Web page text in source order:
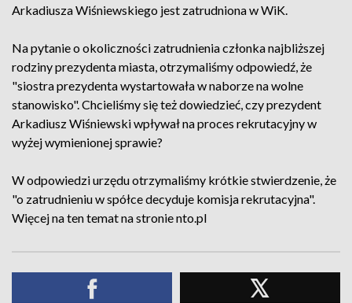
Arkadiusza Wiśniewskiego jest zatrudniona w WiK.
Na pytanie o okoliczności zatrudnienia członka najbliższej
rodziny prezydenta miasta, otrzymaliśmy odpowiedź, że
"siostra prezydenta wystartowała w naborze na wolne
stanowisko". Chcieliśmy się też dowiedzieć, czy prezydent
Arkadiusz Wiśniewski wpływał na proces rekrutacyjny w
wyżej wymienionej sprawie?
W odpowiedzi urzędu otrzymaliśmy krótkie stwierdzenie, że
"o zatrudnieniu w spółce decyduje komisja rekrutacyjna".
Więcej na ten temat na stronie nto.pl